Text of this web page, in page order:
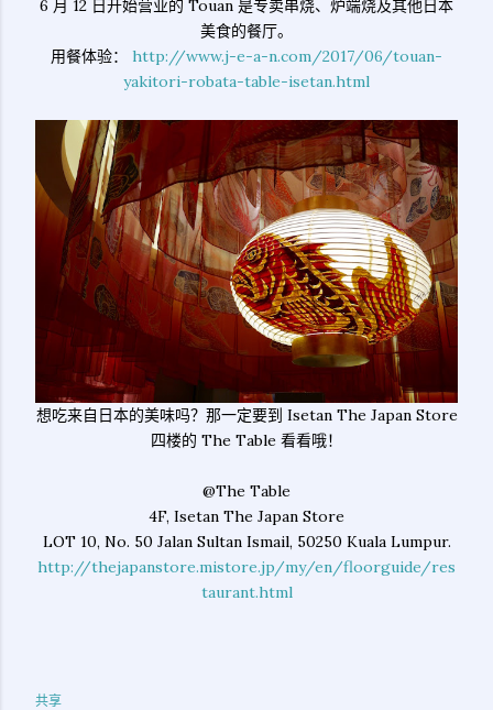
6 月 12 日开始营业的 Touan 是专卖串烧、炉端烧及其他日本
美食的餐厅。
用餐体验： http://www.j-e-a-n.com/2017/06/touan-
yakitori-robata-table-isetan.html
想吃来自日本的美味吗？那一定要到 Isetan The Japan Store
四楼的 The Table 看看哦！
@The Table
4F, Isetan The Japan Store
LOT 10, No. 50 Jalan Sultan Ismail, 50250 Kuala Lumpur.
http://thejapanstore.mistore.jp/my/en/floorguide/res
taurant.html
共享